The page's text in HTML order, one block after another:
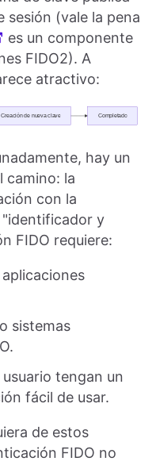
sesión (vale la pena
es un componente
FIDO2). A
atractivo:
hay un
camino: la
con la
y
FIDO requiere:
sistemas
tengan un
fácil de usar.
de estos
FIDO no